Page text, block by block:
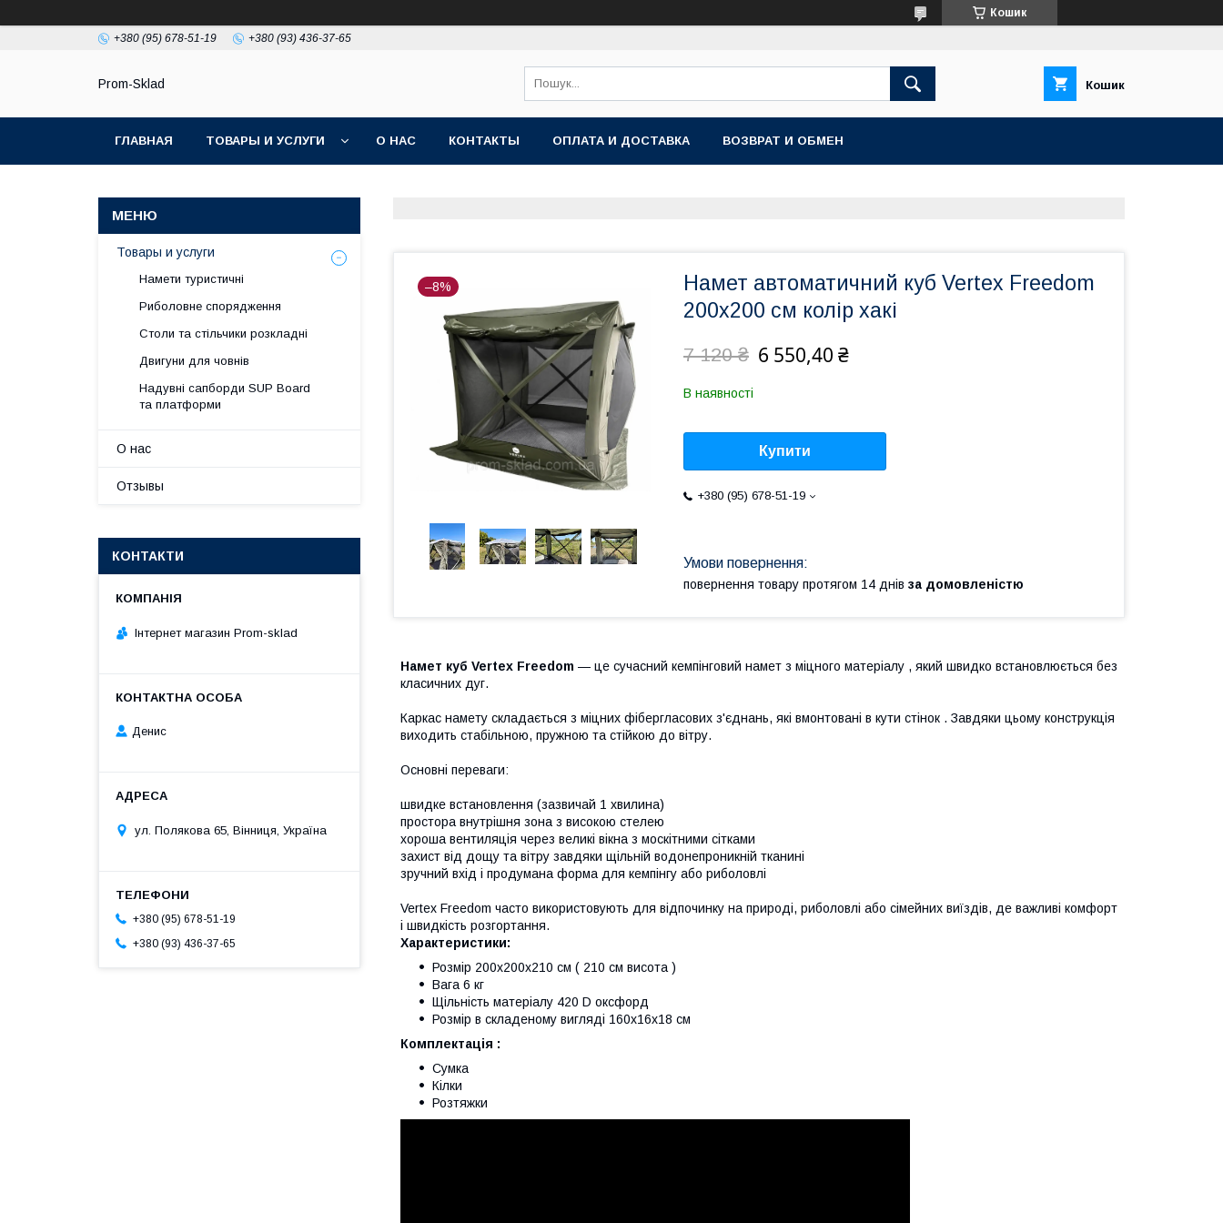
Кошик
+380 (95) 678-51-19 +380 (93) 436-37-65
Prom-Sklad Кошик
ГЛАВНАЯ ТОВАРЫ И УСЛУГИ О НАС КОНТАКТЫ ОПЛАТА И ДОСТАВКА ВОЗВРАТ И ОБМЕН
–8%
Намет автоматичний куб Vertex Freedom
200х200 см колір хакі
7 120 ₴ 6 550,40 ₴
В наявності
Купити
+380 (95) 678-51-19
повернення товару протягом 14 днів за домовленістю
Намет куб Vertex Freedom — це сучасний кемпінговий намет з міцного матеріалу , який швидко встановлюється без
класичних дуг.
Каркас намету складається з міцних фібергласових з'єднань, які вмонтовані в кути стінок . Завдяки цьому конструкція
виходить стабільною, пружною та стійкою до вітру.
Основні переваги:
швидке встановлення (зазвичай 1 хвилина)
простора внутрішня зона з високою стелею
хороша вентиляція через великі вікна з москітними сітками
захист від дощу та вітру завдяки щільній водонепроникній тканині
зручний вхід і продумана форма для кемпінгу або риболовлі
Vertex Freedom часто використовують для відпочинку на природі, риболовлі або сімейних виїздів, де важливі комфорт
і швидкість розгортання.
Характеристики:
Розмір 200х200х210 см ( 210 см висота )
Вага 6 кг
Щільність матеріалу 420 D оксфорд
Розмір в складеному вигляді 160х16х18 см
Комплектація :
Сумка
Кілки
Розтяжки
Товары и услуги
Намети туристичні
Риболовне спорядження
Столи та стільчики розкладні
Двигуни для човнів
Надувні сапборди SUP Board
та платформи
О нас
Отзывы
КОНТАКТИ
Інтернет магазин Prom-sklad
Денис
ул. Полякова 65, Вінниця, Україна
+380 (95) 678-51-19
+380 (93) 436-37-65